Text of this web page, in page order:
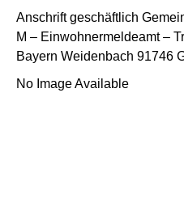
Anschrift geschäftlich
M – Einwohnermeldeamt –
Bayern Weidenbach 91746
No Image Available